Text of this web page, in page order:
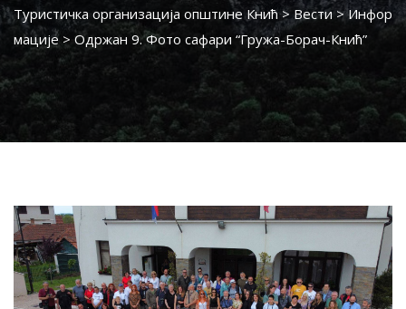
Туристичка организација општине Кнић>Вести>Инфор
мације > Одржан 9. Фото сафари “Гружа-Борач-Кнић”